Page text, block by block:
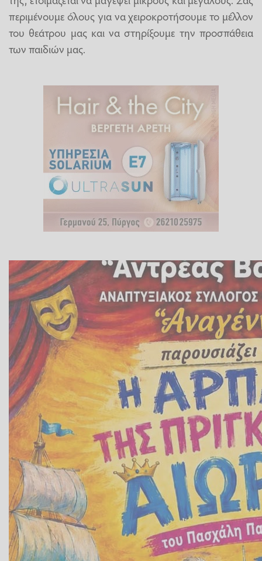
περιμένουμε όλους για να χειροκροτήσουμε το μέλλον
του θεάτρου μας και να στηρίξουμε την προσπάθεια
των παιδιών μας.